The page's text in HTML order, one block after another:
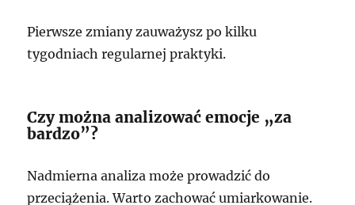
Pierwsze zmiany zauważysz po kilku
tygodniach regularnej praktyki.
Czy można analizować emocje „za
bardzo”?
Nadmierna analiza może prowadzić do
przeciążenia. Warto zachować umiarkowanie.